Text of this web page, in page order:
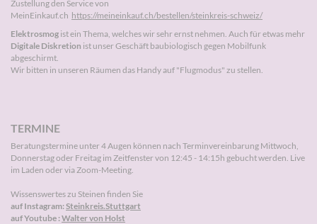
Zustellung den Service von
MeinEinkauf.ch https://meineinkauf.ch/bestellen/steinkreis-schweiz/
Elektrosmog ist ein Thema, welches wir sehr ernst nehmen. Auch für etwas mehr
Digitale Diskretion ist unser Geschäft baubiologisch gegen Mobilfunk
abgeschirmt.
Wir bitten in unseren Räumen das Handy auf "Flugmodus" zu stellen.
TERMINE
Beratungstermine unter 4 Augen können nach Terminvereinbarung Mittwoch,
Donnerstag oder Freitag im Zeitfenster von 12:45 - 14:15h gebucht werden. Live
im Laden oder via Zoom-Meeting.
Wissenswertes zu Steinen finden Sie
auf Instagram:Steinkreis.Stuttgart
auf Youtube :Walter von Holst